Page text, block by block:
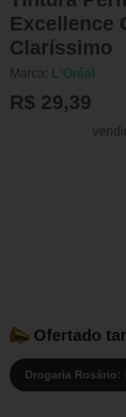
Excellence
Claríssimo
Marca: L'Oréal
R$ 29,39
Ofertado
Drogaria Rosário: